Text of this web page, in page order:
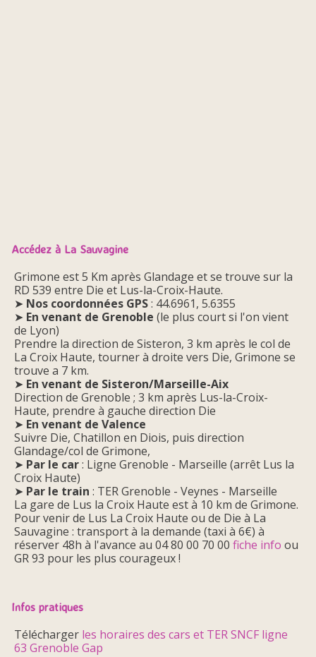
Accédez à La Sauvagine
Grimone est 5 Km après Glandage et se trouve sur la
RD 539 entre Die et Lus-la-Croix-Haute.
➤ Nos coordonnées GPS: 44.6961, 5.6355
➤ En venant de Grenoble (le plus court si l'on vient
de Lyon)
Prendre la direction de Sisteron, 3 km après le col de
La Croix Haute, tourner à droite vers Die, Grimone se
trouve a 7 km.
➤ En venant de Sisteron/Marseille-Aix
Direction de Grenoble ; 3 km après Lus-la-Croix-
Haute, prendre à gauche direction Die
➤ En venant de Valence
Suivre Die, Chatillon en Diois, puis direction
Glandage/col de Grimone,
➤ Par le car: Ligne Grenoble - Marseille (arrêt Lus la
Croix Haute)
➤ Par le train : TER Grenoble - Veynes - Marseille
La gare de Lus la Croix Haute est à 10 km de Grimone.
Pour venir de Lus La Croix Haute ou de Die à La
Sauvagine : transport à la demande (taxi à 6€) à
réserver 48h à l'avance au 04 80 00 70 00 fiche info ou
GR 93 pour les plus courageux !
Infos pratiques
Télécharger les horaires des cars et TER SNCF ligne
63 Grenoble Gap